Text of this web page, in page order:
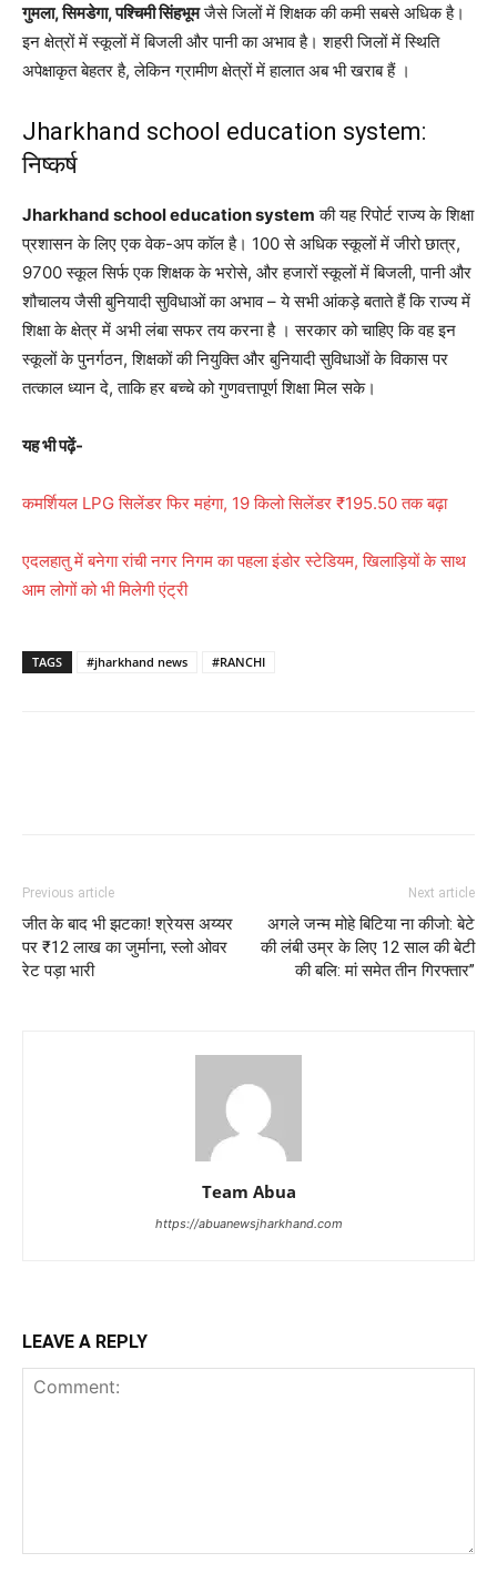
गुमला, सिमडेगा, पश्चिमी सिंहभूमजैसे जिलों में शिक्षक की कमी सबसे अधिक है।
इन क्षेत्रों में स्कूलों में बिजली और पानी का अभाव है। शहरी जिलों में स्थिति
अपेक्षाकृत बेहतर है, लेकिन ग्रामीण क्षेत्रों में हालात अब भी खराब हैं ।
Jharkhand school education system:
निष्कर्ष
Jharkhand school education system की यह रिपोर्ट राज्य के शिक्षा
प्रशासन के लिए एक वेक-अप कॉल है। 100 से अधिक स्कूलों में जीरो छात्र,
9700 स्कूल सिर्फ एक शिक्षक के भरोसे, और हजारों स्कूलों में बिजली, पानी और
शौचालय जैसी बुनियादी सुविधाओं का अभाव – ये सभी आंकड़े बताते हैं कि राज्य में
शिक्षा के क्षेत्र में अभी लंबा सफर तय करना है । सरकार को चाहिए कि वह इन
स्कूलों के पुनर्गठन, शिक्षकों की नियुक्ति और बुनियादी सुविधाओं के विकास पर
तत्काल ध्यान दे, ताकि हर बच्चे को गुणवत्तापूर्ण शिक्षा मिल सके।
यह भी पढ़ें-
कमर्शियल LPG सिलेंडर फिर महंगा, 19 किलो सिलेंडर ₹195.50 तक बढ़ा
एदलहातु में बनेगा रांची नगर निगम का पहला इंडोर स्टेडियम, खिलाड़ियों के साथ
आम लोगों को भी मिलेगी एंट्री
TAGS #jharkhand news #RANCHI
Previous article
जीत के बाद भी झटका! श्रेयस अय्यर
पर ₹12 लाख का जुर्माना, स्लो ओवर
रेट पड़ा भारी
Next article
अगले जन्म मोहे बिटिया ना कीजो: बेटे
की लंबी उम्र के लिए 12 साल की बेटी
की बलि: मां समेत तीन गिरफ्तार”
Team Abua
https://abuanewsjharkhand.com
LEAVE A REPLY